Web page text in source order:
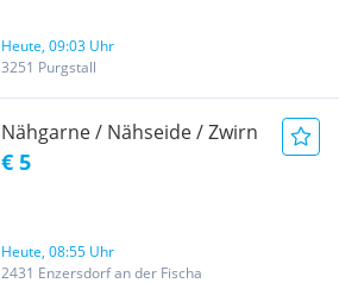
Heute, 09:03 Uhr
3251 Purgstall
Nähgarne / Nähseide / Zwirn
€ 5
Heute, 08:55 Uhr
2431 Enzersdorf an der Fischa